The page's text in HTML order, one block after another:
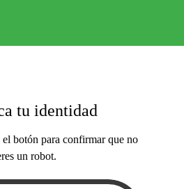
tu identidad
botón para confirmar que no
un robot.